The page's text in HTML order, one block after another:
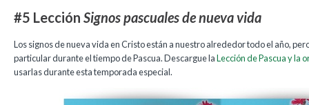
#5 Lección Signos pascuales de nueva vida
Los signos de nueva vida en Cristo están a nuestro alrededor todo el año,
particular durante el tiempo de Pascua. Descargue laLección de Pascua y la
usarlas durante esta temporada especial.